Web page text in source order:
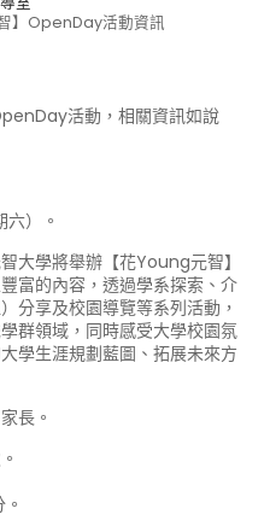
】OpenDay活動資訊
活動，相關資訊如說
六）。
大學將舉辦【花Young元智】
富的內容，透過學系探索、介
分享及校園導覽等系列活動，
群領域，同時感受大學校園氛
學生涯規劃藍圖、拓展未來方
長。